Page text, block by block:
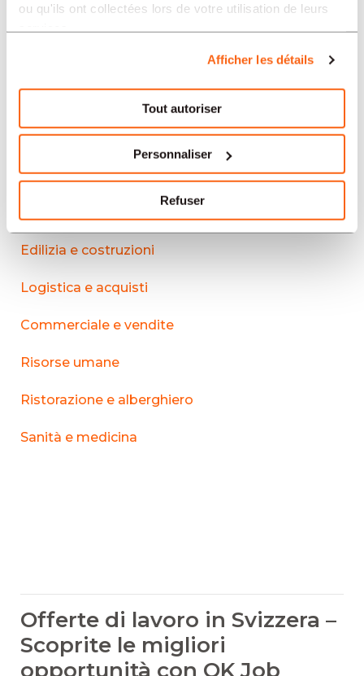
ou qu'ils ont collectées lors de votre utilisation de leurs
Afficher les détails
Tout autoriser
Personnaliser
Refuser
Le nostre offerte di lavoro in
Svizzera per settore
Amministrazione e segreteria
Orologeria
Banca e finanza
Edilizia e costruzioni
Logistica e acquisti
Commerciale e vendite
Risorse umane
Ristorazione e alberghiero
Sanità e medicina
Offerte di lavoro in Svizzera –
Scoprite le migliori
opportunità con OK Job